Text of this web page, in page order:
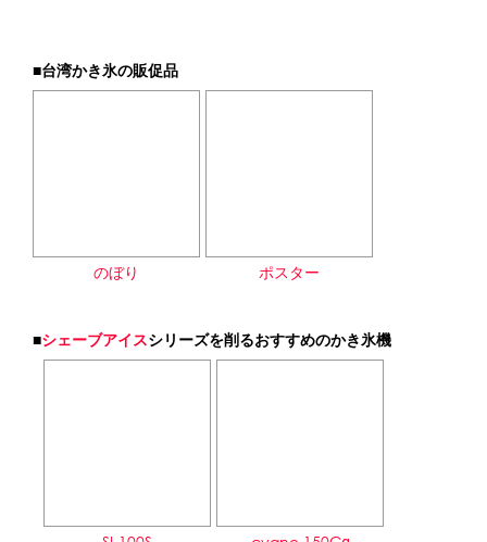
■台湾かき氷の販促品
のぼり ポスター
■シェーブアイスシリーズを削るおすすめのかき氷機